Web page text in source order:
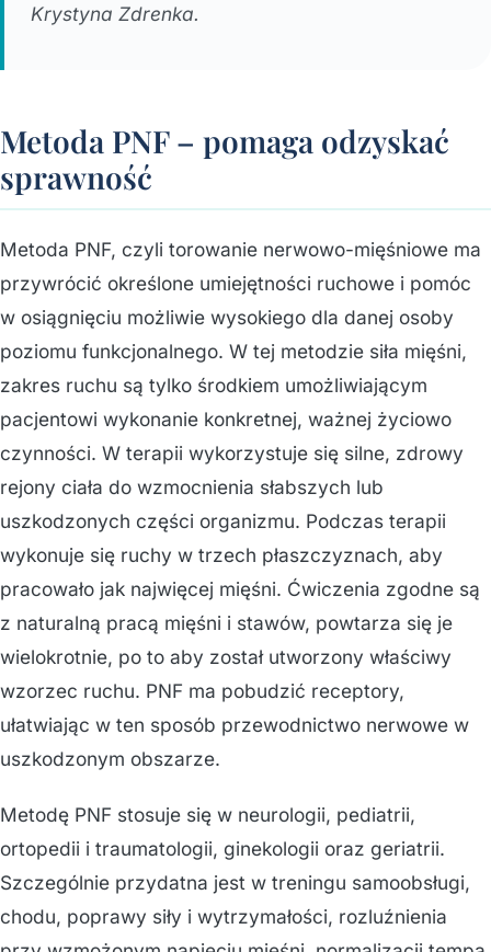
Krystyna Zdrenka.
Metoda PNF – pomaga odzyskać
sprawność
Metoda PNF, czyli torowanie nerwowo-mięśniowe ma
przywrócić określone umiejętności ruchowe i pomóc
w osiągnięciu możliwie wysokiego dla danej osoby
poziomu funkcjonalnego. W tej metodzie siła mięśni,
zakres ruchu są tylko środkiem umożliwiającym
pacjentowi wykonanie konkretnej, ważnej życiowo
czynności. W terapii wykorzystuje się silne, zdrowy
rejony ciała do wzmocnienia słabszych lub
uszkodzonych części organizmu. Podczas terapii
wykonuje się ruchy w trzech płaszczyznach, aby
pracowało jak najwięcej mięśni. Ćwiczenia zgodne są
z naturalną pracą mięśni i stawów, powtarza się je
wielokrotnie, po to aby został utworzony właściwy
wzorzec ruchu. PNF ma pobudzić receptory,
ułatwiając w ten sposób przewodnictwo nerwowe w
uszkodzonym obszarze.
Metodę PNF stosuje się w neurologii, pediatrii,
ortopedii i traumatologii, ginekologii oraz geriatrii.
Szczególnie przydatna jest w treningu samoobsługi,
chodu, poprawy siły i wytrzymałości, rozluźnienia